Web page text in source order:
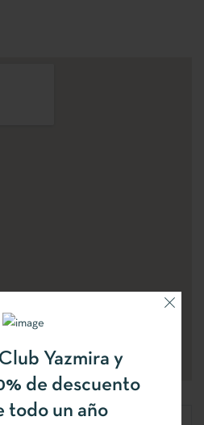
Yazmira y
de descuento
todo un año